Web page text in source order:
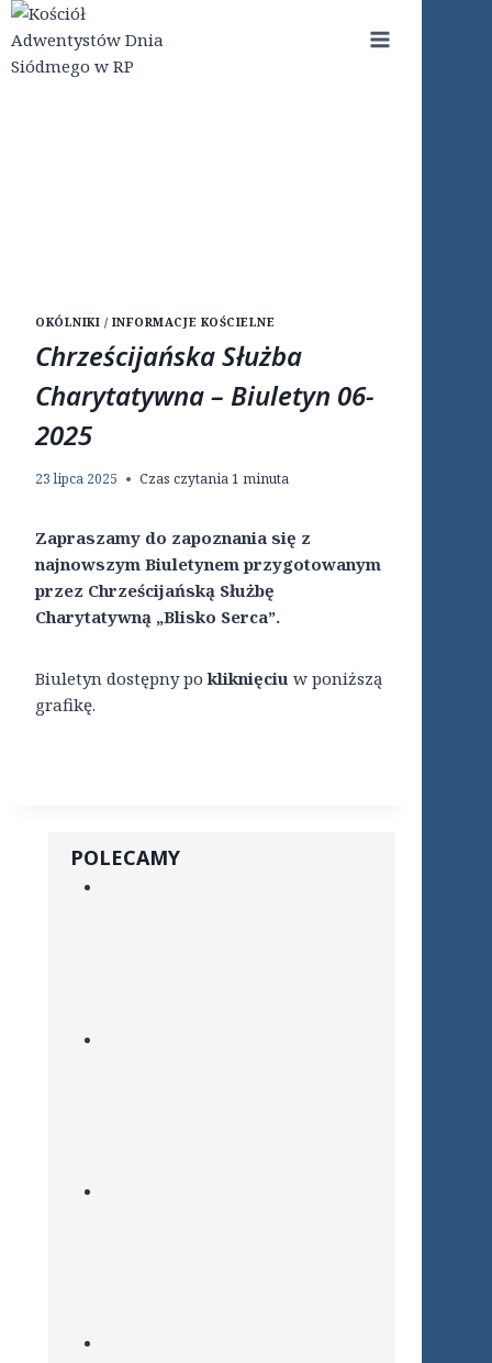
Przejdź
do
treści
OKÓLNIKI / INFORMACJE KOŚCIELNE
Chrześcijańska Służba
Charytatywna – Biuletyn 06-
2025
23 lipca 2025 Czas czytania1 minuta
Zapraszamy do zapoznania się z
najnowszym Biuletynem przygotowanym
przez Chrześcijańską Służbę
Charytatywną „Blisko Serca”.
Biuletyn dostępny po kliknięciu w poniższą
grafikę.
POLECAMY